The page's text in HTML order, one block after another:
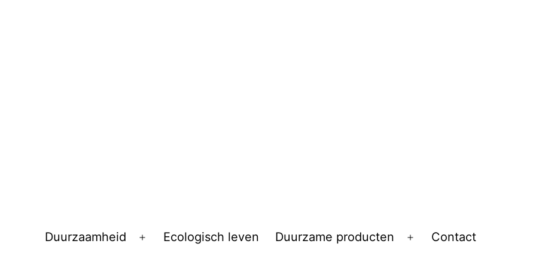
Duurzaamheid
Open
Ecologisch leven Duurzame producten
Open
Contact